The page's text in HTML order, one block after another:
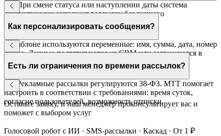
Да. При смене статуса или наступлении даты система
автоматически запускает рассылку без ручного
вмешательства.
Как персонализировать сообщения?
В шаблоне используются переменные: имя, сумма, дата, номер
заказа. Данные подтягиваются из CRM или загружаются в
CSV.
Есть ли ограничения по времени рассылок?
Да. Рекламные рассылки регулируются 38-ФЗ. МТТ помогает
настроить в соответствии с требованиями: время суток,
согласие пользователей, возможность отписки.
Оставьте заявку, и наш менеджер проконсультирует вас и
поможет с выбором услуг
Голосовой робот с ИИ · SMS-рассылки · Каскад · От 1 ₽